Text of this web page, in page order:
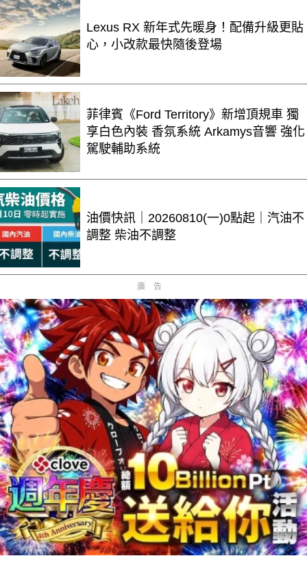
Lexus RX 新年式先暖身！配備升級更貼
心，小改款最快隨後登場
菲律賓《Ford Territory》新增頂規車 獨
享白色內裝 香氛系統 Arkamys音響 強化
駕駛輔助系統
油價快訊｜20260810(一)0點起｜汽油不
調整 柴油不調整
廣告